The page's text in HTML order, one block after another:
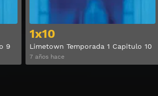
9
1x10
Limetown Temporada 1 Capitulo 10
7 años hace